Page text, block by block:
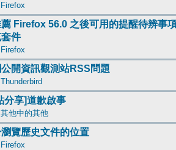
Firefox
Firefox 56.0 之後可用的提醒待辨事
件
Firefox
開資訊觀測站RSS問題
Thunderbird
分享]道歉啟事
其他中的其他
瀏覽歷史文件的位置
Firefox